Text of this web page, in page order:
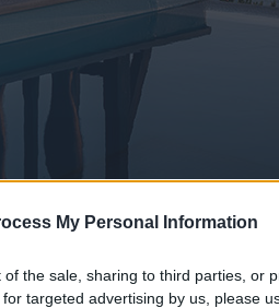
My Personal Information
of the sale, sharing to third parties, or
targeted advertising by us, please